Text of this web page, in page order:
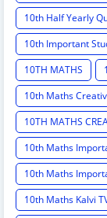
10th Half Yearly
10th Important
10TH MATHS
10th Maths
10TH MATHS
10th Maths
10th Maths
10th Maths Kalvi